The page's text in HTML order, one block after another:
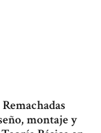
montaje y